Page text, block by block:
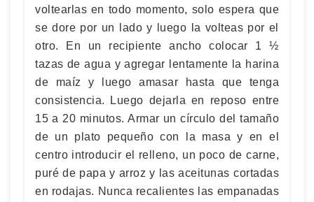
voltearlas en todo momento, solo espera que
se dore por un lado y luego la volteas por el
otro. En un recipiente ancho colocar 1 ½
tazas de agua y agregar lentamente la harina
de maíz y luego amasar hasta que tenga
consistencia. Luego dejarla en reposo entre
15 a 20 minutos. Armar un círculo del tamaño
de un plato pequeño con la masa y en el
centro introducir el relleno, un poco de carne,
puré de papa y arroz y las aceitunas cortadas
en rodajas. Nunca recalientes las empanadas